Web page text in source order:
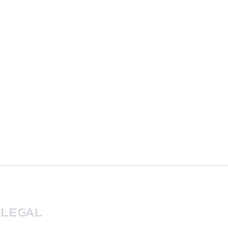
LEGAL